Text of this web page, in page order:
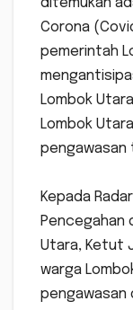
ditemukan
Corona
pemerintah
Lombok
Lombok
pengawasan
Kepada
Pencegahan
Utara, Ketut
warga
pengawasan